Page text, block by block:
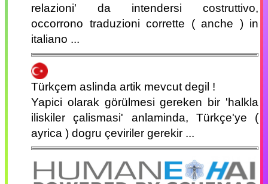
relazioni' da intendersi costruttivo,
occorrono traduzioni corrette ( anche ) in
italiano ...
Türkçem aslinda artik mevcut degil !
Yapici olarak görülmesi gereken bir 'halkla
iliskiler çalismasi' anlaminda, Türkçe'ye (
ayrica ) dogru çeviriler gerekir ...